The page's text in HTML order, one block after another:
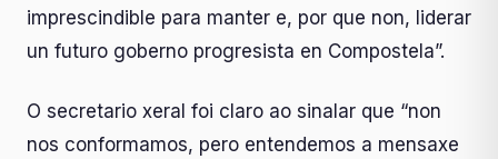
imprescindible para manter e, por que non, liderar
un futuro goberno progresista en Compostela”.
O secretario xeral foi claro ao sinalar que “non
nos conformamos, pero entendemos a mensaxe